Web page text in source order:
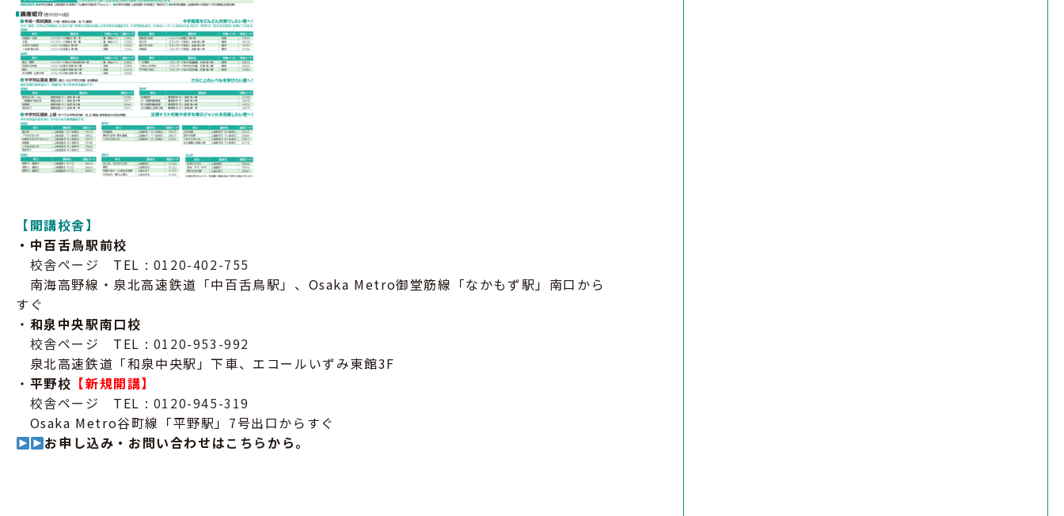
【開講校舎】
・中百舌鳥駅前校
校舎ページ TEL : 0120-402-755
南海高野線・泉北高速鉄道「中百舌鳥駅」、Osaka Metro御堂筋線「なかもず駅」南口から
すぐ
・ 和泉中央駅南口校
校舎ページ TEL : 0120-953-992
泉北高速鉄道「和泉中央駅」下車、エコールいずみ東館3F
・ 平野校 【新規開講】
校舎ページ TEL : 0120-945-319
Osaka Metro谷町線「平野駅」7号出口からすぐ
お申し込み・お問い合わせはこちら から。